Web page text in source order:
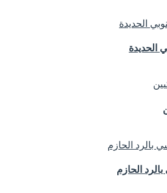
الحديدة
الحازم